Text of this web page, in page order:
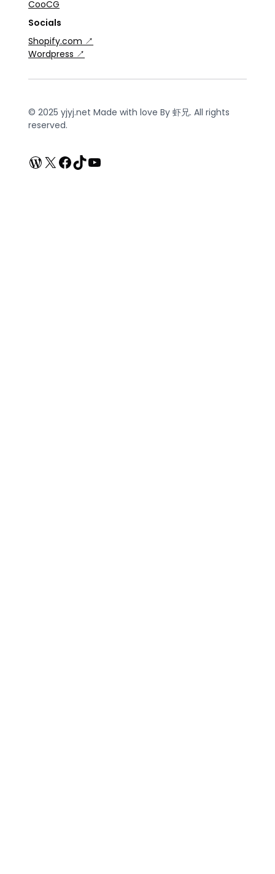
CooCG
Socials
Shopify.com ↗
Wordpress ↗
© 2025 yjyj.net Made with love By 虾兄. All rights
reserved.
WordPress
X Facebook
TikTokYouTube